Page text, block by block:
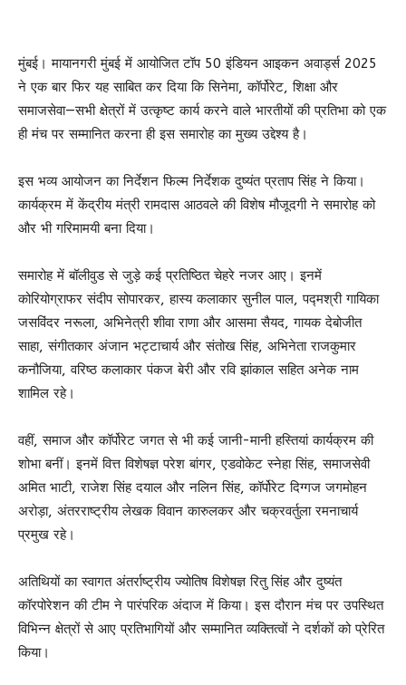
मुंबई। मायानगरी मुंबई में आयोजित टॉप 50 इंडियन आइकन अवार्ड्स 2025
ने एक बार फिर यह साबित कर दिया कि सिनेमा, कॉर्पोरेट, शिक्षा और
समाजसेवा—सभी क्षेत्रों में उत्कृष्ट कार्य करने वाले भारतीयों की प्रतिभा को एक
ही मंच पर सम्मानित करना ही इस समारोह का मुख्य उद्देश्य है।
इस भव्य आयोजन का निर्देशन फिल्म निर्देशक दुष्यंत प्रताप सिंह ने किया।
कार्यक्रम में केंद्रीय मंत्री रामदास आठवले की विशेष मौजूदगी ने समारोह को
और भी गरिमामयी बना दिया।
समारोह में बॉलीवुड से जुड़े कई प्रतिष्ठित चेहरे नजर आए। इनमें
कोरियोग्राफर संदीप सोपारकर, हास्य कलाकार सुनील पाल, पद्मश्री गायिका
जसविंदर नरूला, अभिनेत्री शीवा राणा और आसमा सैयद, गायक देबोजीत
साहा, संगीतकार अंजान भट्टाचार्य और संतोख सिंह, अभिनेता राजकुमार
कनौजिया, वरिष्ठ कलाकार पंकज बेरी और रवि झांकाल सहित अनेक नाम
शामिल रहे।
वहीं, समाज और कॉर्पोरेट जगत से भी कई जानी-मानी हस्तियां कार्यक्रम की
शोभा बनीं। इनमें वित्त विशेषज्ञ परेश बांगर, एडवोकेट स्नेहा सिंह, समाजसेवी
अमित भाटी, राजेश सिंह दयाल और नलिन सिंह, कॉर्पोरेट दिग्गज जगमोहन
अरोड़ा, अंतरराष्ट्रीय लेखक विवान कारुलकर और चक्रवर्तुला रमनाचार्य
प्रमुख रहे।
अतिथियों का स्वागत अंतर्राष्ट्रीय ज्योतिष विशेषज्ञ रितु सिंह और दुष्यंत
कॉरपोरेशन की टीम ने पारंपरिक अंदाज में किया। इस दौरान मंच पर उपस्थित
विभिन्न क्षेत्रों से आए प्रतिभागियों और सम्मानित व्यक्तित्वों ने दर्शकों को प्रेरित
किया।